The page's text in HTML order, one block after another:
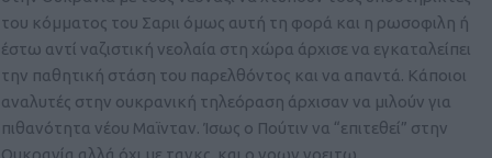
του κόμματος του Σαριι όμως αυτή τη φορά και η ρωσοφιλη ή
έστω αντί ναζιστική νεολαία στη χώρα άρχισε να εγκαταλείπει
την παθητική στάση του παρελθόντος και να απαντά. Κάποιοι
αναλυτές στην ουκρανική τηλεόραση άρχισαν να μιλούν για
πιθανότητα νέου Μαϊνταν. Ίσως ο Πούτιν να “επιτεθεί” στην
Ουκρανία αλλά όχι με τανκς, και ο νοων νοειτω.